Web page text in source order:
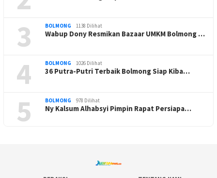
3 BOLMONG 1138 Dilihat
Wabup Dony Resmikan Bazaar UMKM Bolmong …
4 BOLMONG 1026 Dilihat
36 Putra-Putri Terbaik Bolmong Siap Kiba…
5 BOLMONG 978 Dilihat
Ny Kalsum Alhabsyi Pimpin Rapat Persiapa…